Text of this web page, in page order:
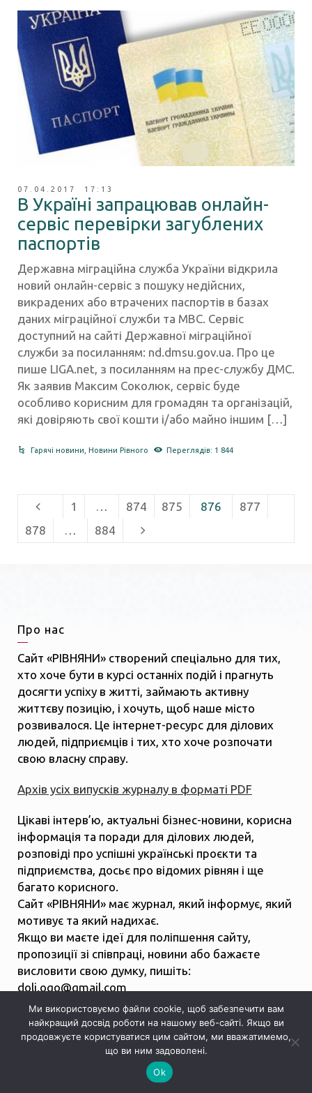
07.04.2017 17:13
В Україні запрацював онлайн-
сервіс перевірки загублених
паспортів
Державна міграційна служба України відкрила
новий онлайн-сервіс з пошуку недійсних,
викрадених або втрачених паспортів в базах
даних міграційної служби та МВС. Сервіс
доступний на сайті Державної міграційної
служби за посиланням: nd.dmsu.gov.ua. Про це
пише LIGA.net, з посиланням на прес-службу ДМС.
Як заявив Максим Соколюк, сервіс буде
особливо корисним для громадян та організацій,
які довіряють свої кошти і/або майно іншим […]
Гарячі новини ,Новини Рівного Переглядів: 1 844
1 … 874 875 876
877
878
… 884
Про нас
Сайт «РІВНЯНИ» створений спеціально для тих,
хто хоче бути в курсі останніх подій і прагнуть
досягти успіху в житті, займають активну
життєву позицію, і хочуть, щоб наше місто
розвивалося. Це інтернет-ресурс для ділових
людей, підприємців і тих, хто хоче розпочати
свою власну справу.
Архів усіх випусків журналу в форматі PDF
Цікаві інтерв’ю, актуальні бізнес-новини, корисна
інформація та поради для ділових людей,
розповіді про успішні українські проєкти та
підприємства, досьє про відомих рівнян і ще
багато корисного.
Сайт «РІВНЯНИ» має журнал, який інформує, який
мотивує та який надихає.
Якщо ви маєте ідеї для поліпшення сайту,
пропозиції зі співпраці, новини або бажаєте
висловити свою думку, пишіть:
dolj.ogo@gmail.com
Реклама та співпраця: Олена Копиця, тел. 050
339 33 34
olena.ogo.ua@gmail.com
Ми використовуємо файли cookie, щоб забезпечити вам
найкращий досвід роботи на нашому веб-сайті. Якщо ви
продовжуєте користуватися цим сайтом, ми вважатимемо,
що ви ним задоволені.
Ok